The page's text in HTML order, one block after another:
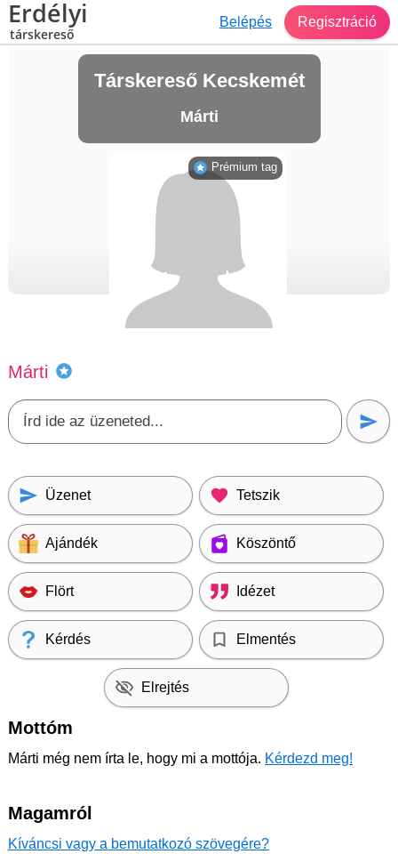
Erdélyi
társkereső
Belépés Regisztráció
Társkereső Kecskemét
Márti
Márti
Üzenet Tetszik
Ajándék Köszöntő
Flört Idézet
Kérdés Elmentés
Elrejtés
Mottóm
Márti még nem írta le, hogy mi a mottója. Kérdezd meg!
Magamról
Kíváncsi vagy a bemutatkozó szövegére?
Prémium tag